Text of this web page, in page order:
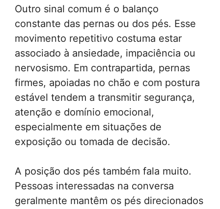
Outro sinal comum é o balanço
constante das pernas ou dos pés. Esse
movimento repetitivo costuma estar
associado à ansiedade, impaciência ou
nervosismo. Em contrapartida, pernas
firmes, apoiadas no chão e com postura
estável tendem a transmitir segurança,
atenção e domínio emocional,
especialmente em situações de
exposição ou tomada de decisão.
A posição dos pés também fala muito.
Pessoas interessadas na conversa
geralmente mantêm os pés direcionados